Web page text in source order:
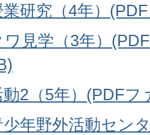
研究（4年）
見学（3年）
2（5年）(PDFフ
年野外活動セン